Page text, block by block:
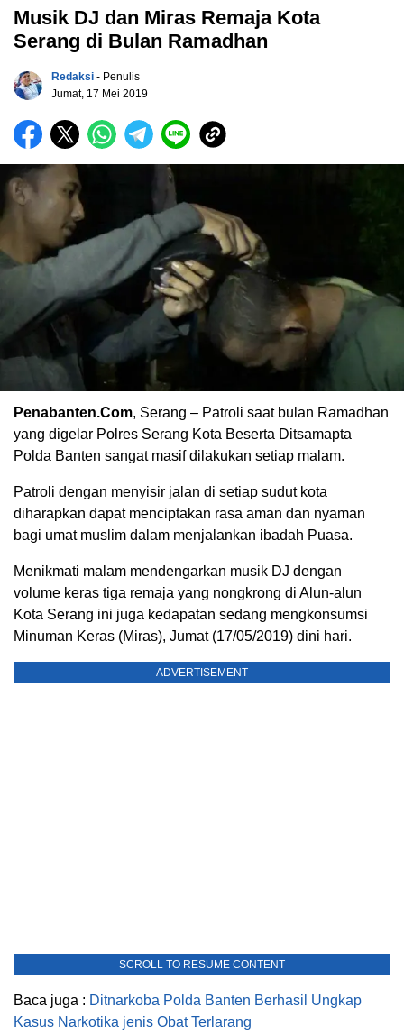
Musik DJ dan Miras Remaja Kota
Serang di Bulan Ramadhan
Redaksi - Penulis
Jumat, 17 Mei 2019
Penabanten.Com, Serang – Patroli saat bulan Ramadhan
yang digelar Polres Serang Kota Beserta Ditsamapta
Polda Banten sangat masif dilakukan setiap malam.
Patroli dengan menyisir jalan di setiap sudut kota
diharapkan dapat menciptakan rasa aman dan nyaman
bagi umat muslim dalam menjalankan ibadah Puasa.
Menikmati malam mendengarkan musik DJ dengan
volume keras tiga remaja yang nongkrong di Alun-alun
Kota Serang ini juga kedapatan sedang mengkonsumsi
Minuman Keras (Miras), Jumat (17/05/2019) dini hari.
ADVERTISEMENT
SCROLL TO RESUME CONTENT
Baca juga : Ditnarkoba Polda Banten Berhasil Ungkap
Kasus Narkotika jenis Obat Terlarang